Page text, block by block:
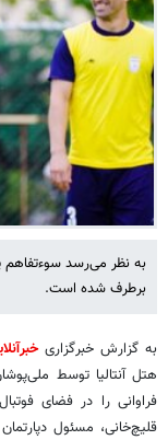
به نظر می‌رسد سوءتفاهم
برطرف شده است.
به گزارش خبرگزاری
فراوانی را در فضای
قلیچ‌خانی، مسئول